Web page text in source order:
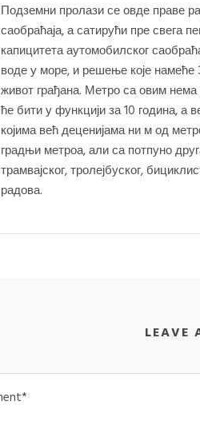
Подземни пролази се овде праве
саобраћаја, а сатирући пре свега
капицитета аутомобилског
воде у море, и решење које намеће
живот грађана. Метро са овим
ће бити у функцији за 10 година,
којима већ деценијама ни м од
градњи метроа, али са потпуно
трамвајског, тролејбуског,
радова.
LEAVE